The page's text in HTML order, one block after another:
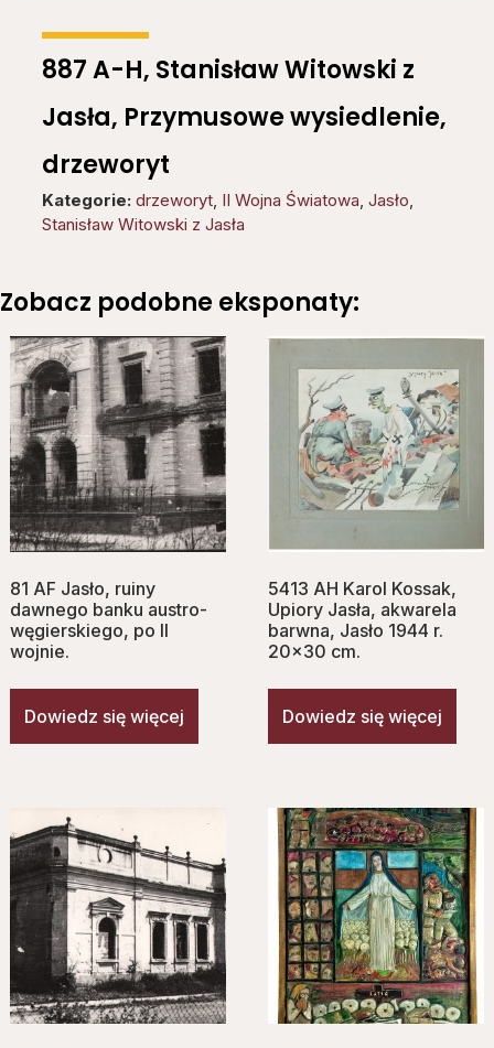
887 A-H, Stanisław Witowski z
Jasła, Przymusowe wysiedlenie,
drzeworyt
Kategorie: drzeworyt, II Wojna Światowa, Jasło,
Stanisław Witowski z Jasła
Zobacz podobne eksponaty:
81 AF Jasło, ruiny
dawnego banku austro-
węgierskiego, po II
wojnie.
Dowiedz się więcej
5413 AH Karol Kossak,
Upiory Jasła, akwarela
barwna, Jasło 1944 r.
20×30 cm.
Dowiedz się więcej